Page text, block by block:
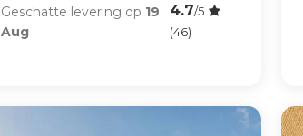
Geschatte levering op 19
Aug
4.7/5
(46)